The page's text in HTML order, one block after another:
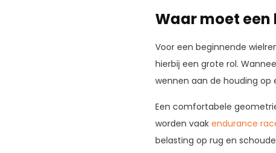
Waar moet
Voor een beginnende
hierbij een grote rol.
wennen aan de houding op
Een comfortabele
worden vaakendurance
belasting op rug en